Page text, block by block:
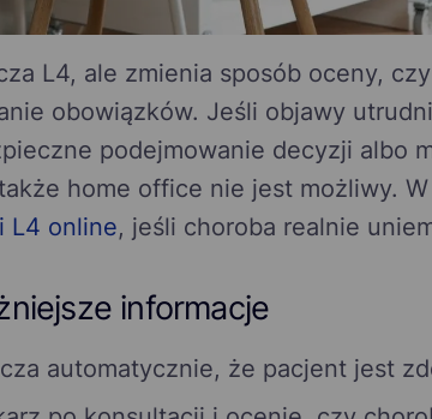
L4, ale zmienia sposób oceny,
obowiązków. Jeśli objawy
podejmowanie decyzji albo
home office nie jest możliwy.
L4 online, jeśli choroba realnie
informacje
automatycznie, że pacjent jest